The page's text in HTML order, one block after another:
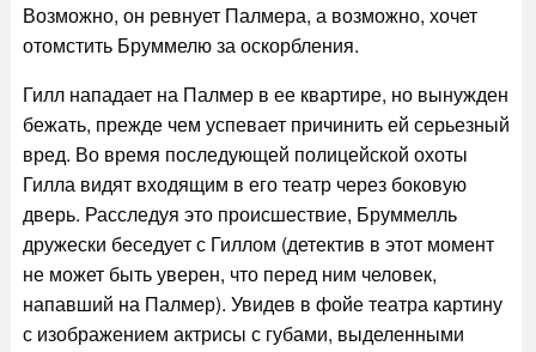
Возможно, он ревнует Палмера, а возможно, хочет
отомстить Бруммелю за оскорбления.
Гилл нападает на Палмер в ее квартире, но вынужден
бежать, прежде чем успевает причинить ей серьезный
вред. Во время последующей полицейской охоты
Гилла видят входящим в его театр через боковую
дверь. Расследуя это происшествие, Бруммелль
дружески беседует с Гиллом (детектив в этот момент
не может быть уверен, что перед ним человек,
напавший на Палмер). Увидев в фойе театра картину
с изображением актрисы с губами, выделенными